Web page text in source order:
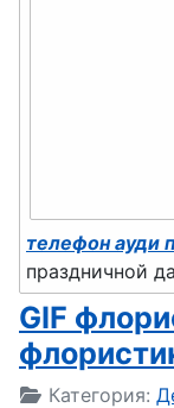
ста
День
судебного
пристава
телефон ауди
праздничной
GIF
Подробности
Категория: